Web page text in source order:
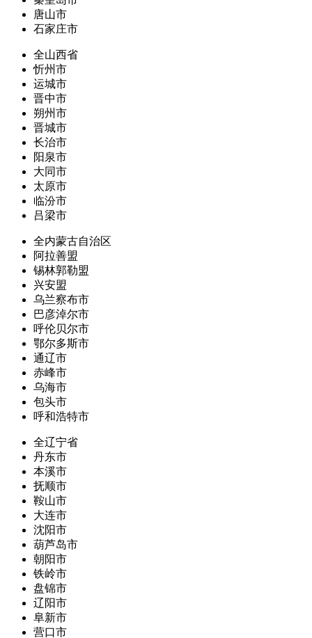
唐山市
石家庄市
全山西省
忻州市
运城市
晋中市
朔州市
晋城市
长治市
阳泉市
大同市
太原市
临汾市
吕梁市
全内蒙古自治区
阿拉善盟
锡林郭勒盟
兴安盟
乌兰察布市
巴彦淖尔市
呼伦贝尔市
鄂尔多斯市
通辽市
赤峰市
乌海市
包头市
呼和浩特市
全辽宁省
丹东市
本溪市
抚顺市
鞍山市
大连市
沈阳市
葫芦岛市
朝阳市
铁岭市
盘锦市
辽阳市
阜新市
营口市